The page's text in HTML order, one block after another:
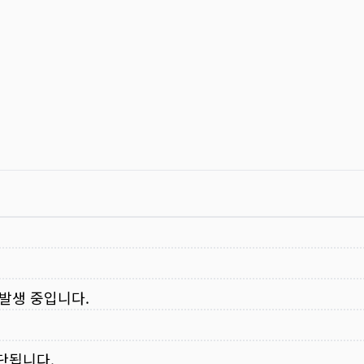
생 중입니다.
됩니다.